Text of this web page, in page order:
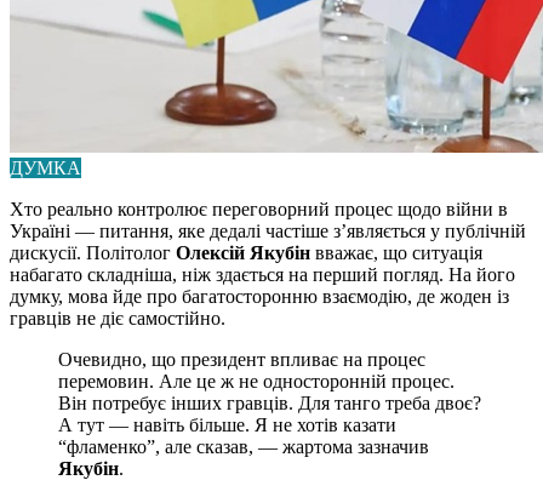
ДУМКА
Хто реально контролює переговорний процес щодо війни в
Україні — питання, яке дедалі частіше зʼявляється у публічній
дискусії. Політолог Олексій Якубін вважає, що ситуація
набагато складніша, ніж здається на перший погляд. На його
думку, мова йде про багатосторонню взаємодію, де жоден із
гравців не діє самостійно.
Очевидно, що президент впливає на процес
перемовин. Але це ж не односторонній процес.
Він потребує інших гравців. Для танго треба двоє?
А тут — навіть більше. Я не хотів казати
“фламенко”, але сказав, — жартома зазначив
Якубін.